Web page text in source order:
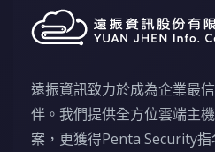
遠振資訊致力於成為企業最
伴。我們提供全方位雲端主
案，更獲得Penta Security指